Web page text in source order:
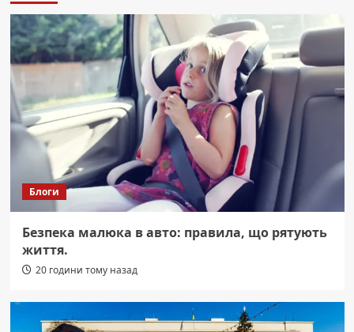
Блоги
Безпека малюка в авто: правила, що рятують
життя.
20 години тому назад